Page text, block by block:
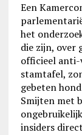
Een
het
die zijn, over
officieel anti-
stamtafel,
gebeten
Smijten met
insiders